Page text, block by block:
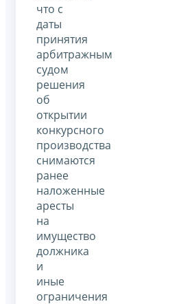
что с
даты
принятия
арбитражным
судом
решения
об
открытии
конкурсного
производства
снимаются
ранее
наложенные
аресты
на
имущество
должника
и
иные
ограничения